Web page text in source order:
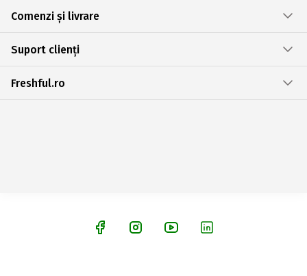
Comenzi și livrare
Suport clienți
Freshful.ro